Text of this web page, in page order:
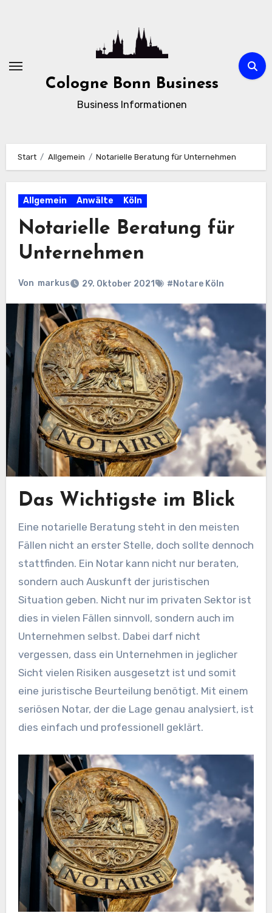
Cologne Bonn Business
Business Informationen
Start Allgemein Notarielle Beratung für Unternehmen
Allgemein Anwälte Köln
Notarielle Beratung für
Unternehmen
Von markus 29. Oktober 2021 #Notare Köln
Das Wichtigste im Blick
Eine notarielle Beratung steht in den meisten
Fällen nicht an erster Stelle, doch sollte dennoch
stattfinden. Ein Notar kann nicht nur beraten,
sondern auch Auskunft der juristischen
Situation geben. Nicht nur im privaten Sektor ist
dies in vielen Fällen sinnvoll, sondern auch im
Unternehmen selbst. Dabei darf nicht
vergessen, dass ein Unternehmen in jeglicher
Sicht vielen Risiken ausgesetzt ist und somit
eine juristische Beurteilung benötigt. Mit einem
seriösen Notar, der die Lage genau analysiert, ist
dies einfach und professionell geklärt.